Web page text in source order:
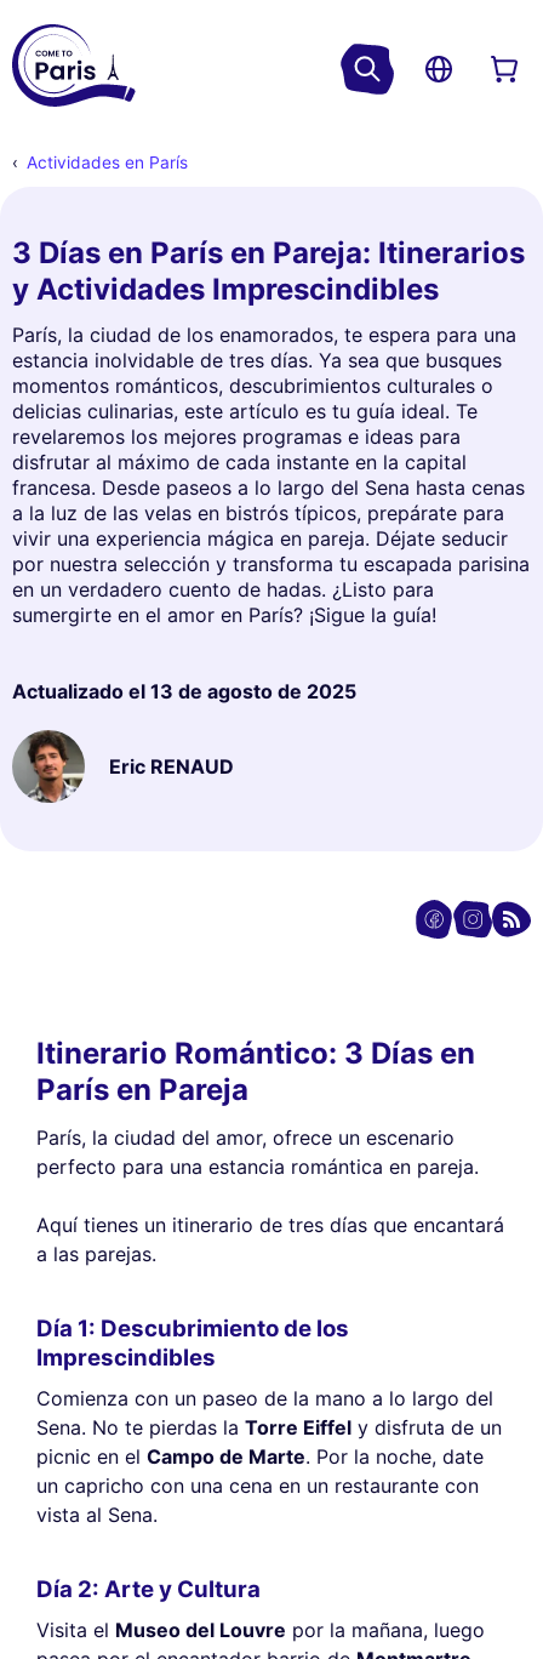
Actividades en París
3 Días en París en Pareja: Itinerarios
y Actividades Imprescindibles
París, la ciudad de los enamorados, te espera para una
estancia inolvidable de tres días. Ya sea que busques
momentos románticos, descubrimientos culturales o
delicias culinarias, este artículo es tu guía ideal. Te
revelaremos los mejores programas e ideas para
disfrutar al máximo de cada instante en la capital
francesa. Desde paseos a lo largo del Sena hasta cenas
a la luz de las velas en bistrós típicos, prepárate para
vivir una experiencia mágica en pareja. Déjate seducir
por nuestra selección y transforma tu escapada parisina
en un verdadero cuento de hadas. ¿Listo para
sumergirte en el amor en París? ¡Sigue la guía!
Actualizado el 13 de agosto de 2025
Eric RENAUD
Itinerario Romántico: 3 Días en
París en Pareja
París, la ciudad del amor, ofrece un escenario
perfecto para una estancia romántica en pareja.
Aquí tienes un itinerario de tres días que encantará
a las parejas.
Día 1: Descubrimiento de los
Imprescindibles
Comienza con un paseo de la mano a lo largo del
Sena. No te pierdas la Torre Eiffel y disfruta de un
picnic en el Campo de Marte. Por la noche, date
un capricho con una cena en un restaurante con
vista al Sena.
Día 2: Arte y Cultura
Visita el Museo del Louvre por la mañana, luego